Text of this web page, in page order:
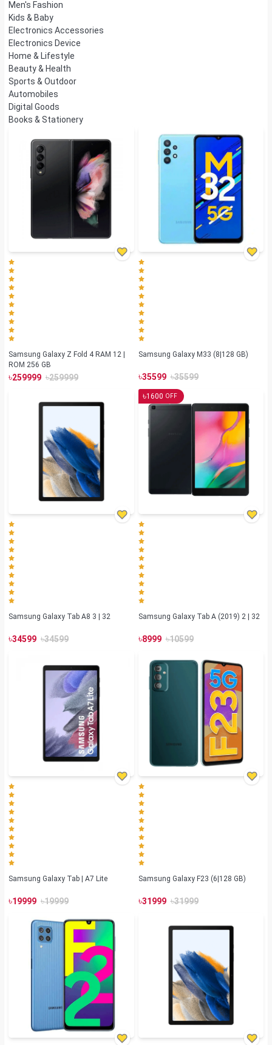
Men's Fashion
Kids & Baby
Electronics Accessories
Electronics Device
Home & Lifestyle
Beauty & Health
Sports & Outdoor
Automobiles
Digital Goods
Books & Stationery
Samsung Galaxy Z Fold 4 RAM 12 |
ROM 256 GB
৳259999 ৳259999
Samsung Galaxy M33 (8|128 GB)
৳35599 ৳35599
Samsung Galaxy Tab A8 3 | 32
৳34599 ৳34599
৳1600 OFF
Samsung Galaxy Tab A (2019) 2 | 32
৳8999 ৳10599
Samsung Galaxy Tab | A7 Lite
৳19999 ৳19999
Samsung Galaxy F23 (6|128 GB)
৳31999 ৳31999